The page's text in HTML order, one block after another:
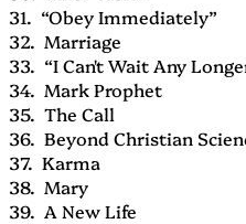
31. “Obey Immediately”
32. Marriage
33. “I Can't Wait Any
34. Mark Prophet
35. The Call
36. Beyond Christian
37. Karma
38. Mary
39. A New Life